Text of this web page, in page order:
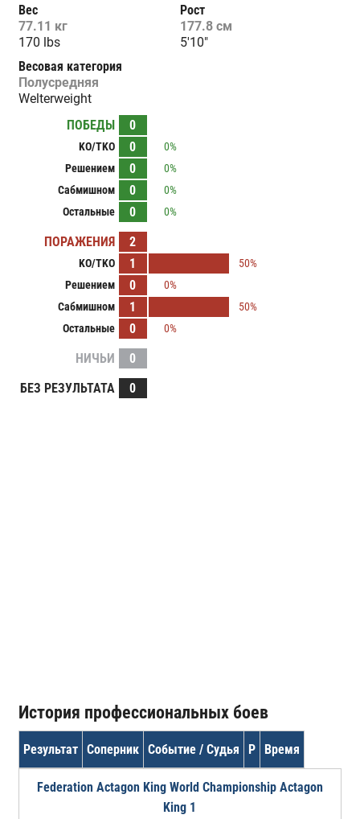
Вес
77.11 кг
170 lbs
Рост
177.8 см
5'10"
Весовая категория
Полусредняя
Welterweight
ПОБЕДЫ
0
KO/TKO 0
0%
Решением
0
0%
Сабмишном
0
0%
Остальные
0 0%
ПОРАЖЕНИЯ 2
KO/TKO 1
50%
Решением
0
0%
Сабмишном
1
50%
Остальные
0 0%
НИЧЬИ
0
БЕЗ РЕЗУЛЬТАТА
0
История профессиональных боев
Результат Соперник Событие / Судья Р Время
Federation Actagon King World Championship Actagon
King 1